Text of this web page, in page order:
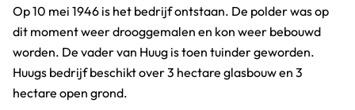
Op 10 mei 1946 is het bedrijf ontstaan. De polder was op
dit moment weer drooggemalen en kon weer bebouwd
worden. De vader van Huug is toen tuinder geworden.
Huugs bedrijf beschikt over 3 hectare glasbouw en 3
hectare open grond.